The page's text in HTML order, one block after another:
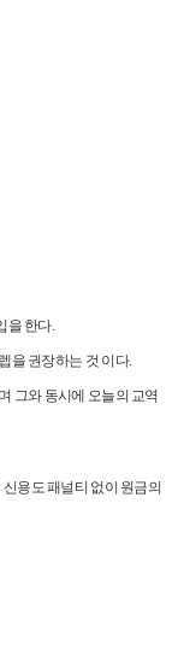
을 한다.
을 권장하는 것 이다.
그와 동시에 오늘의 교역
용도 패널티 없이 원금의